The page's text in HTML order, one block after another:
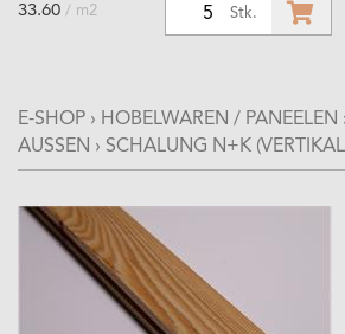
Stk.
33.60 / m2
E-SHOP › HOBELWAREN / PANEELEN
AUSSEN › SCHALUNG N+K